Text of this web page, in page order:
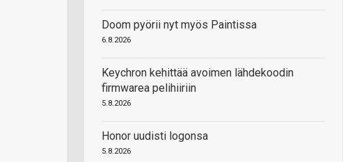
Doom pyörii nyt myös Paintissa
6.8.2026
Keychron kehittää avoimen lähdekoodin
firmwarea pelihiiriin
5.8.2026
Honor uudisti logonsa
5.8.2026